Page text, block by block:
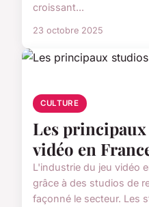
croissant...
23 octobre 2025
CULTURE
Les
vidéo en
L'industrie du jeu vidéo
grâce à des studios de
façonné le secteur. Les